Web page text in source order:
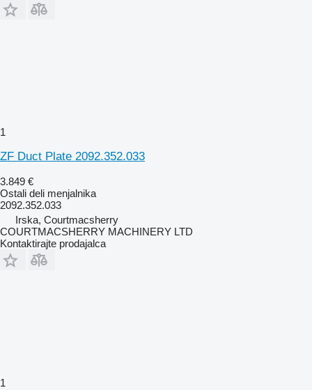
1
ZF Duct Plate 2092.352.033
3.849 €
Ostali deli menjalnika
2092.352.033
Irska, Courtmacsherry
COURTMACSHERRY MACHINERY LTD
Kontaktirajte prodajalca
1